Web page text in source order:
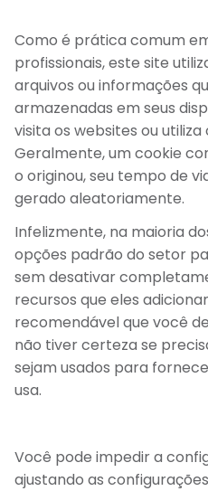
Como é prática comum
profissionais, este site
arquivos ou informações
armazenadas em seus
visita os websites ou
Geralmente, um cookie
o originou, seu tempo de
gerado aleatoriamente.
Infelizmente, na maioria
opções padrão do setor
sem desativar
recursos que eles
recomendável que você
não tiver certeza se
sejam usados para
usa.
Você pode impedir a
ajustando as